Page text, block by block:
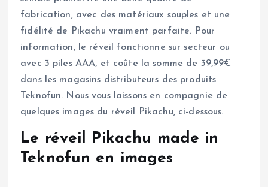
fabrication, avec des matériaux souples et une
fidélité de Pikachu vraiment parfaite. Pour
information, le réveil fonctionne sur secteur ou
avec 3 piles AAA, et coûte la somme de 39,99€
dans les magasins distributeurs des produits
Teknofun. Nous vous laissons en compagnie de
quelques images du réveil Pikachu, ci-dessous.
Le réveil Pikachu made in
Teknofun en images